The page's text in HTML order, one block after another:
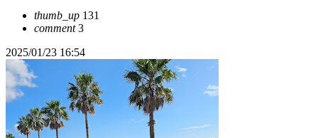
thumb_up 131
comment3
2025/01/23 16:54